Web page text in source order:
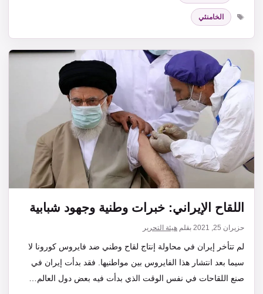
الوسوم
الخامنئي
اللقاح الإيراني: خبرات وطنية وجهود شبابية
حزيران 25, 2021 بقلم هيئة التحرير
لم تتأخر إيران في محاولة إنتاج لقاح وطني ضد فايروس كورونا لا
سيما بعد انتشار هذا الفايروس بين مواطنيها. فقد بدأت إيران في
صنع اللقاحات في نفس الوقت الذي بدأت فيه بعض دول العالم…